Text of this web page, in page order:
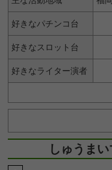
好きなパチンコ台
好きなスロット台
好きなライター演者
しゅうま